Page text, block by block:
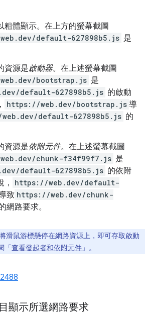
粗體顯示。在上方的螢幕截圖
default-627898b5.js 是
資源是啟動器。在上述螢幕截圖
bootstrap.js 是
default-627898b5.js 的啟動
https://web.dev/bootstrap.js 導
default-627898b5.js 的
資源是依附元件。在上述螢幕截圖
chunk-f34f99f7.js 是
default-627898b5.js 的依附
https://web.dev/default-
致 https://web.dev/chunk-
網路要求。
滑鼠游標懸停在網路資源上，即可存取啟動
「查看發起者和依附元件 」。
顯示所選網路要求